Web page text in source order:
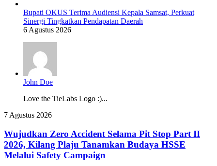
Bupati OKUS Terima Audiensi Kepala Samsat, Perkuat
Sinergi Tingkatkan Pendapatan Daerah
6 Agustus 2026
John Doe
Love the TieLabs Logo :)...
Wujudkan
Accident
Selama
Pit
Stop
7 Agustus 2026
Wujudkan Zero Accident Selama Pit Stop Part II
2026, Kilang Plaju Tanamkan Budaya HSSE
Melalui Safety Campaign